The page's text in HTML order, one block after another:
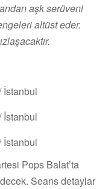
aşk serüveni
altüst eder.
İstanbul
İstanbul
İstanbul
Pops Balat’ta
Seans detaylar